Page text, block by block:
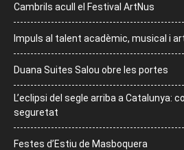
Cambrils acull el Festival ArtNus
Impuls al talent acadèmic, musical i
Duana Suites Salou obre les portes
L’eclipsi del segle arriba a Catalunya:
seguretat
Festes d’Estiu de Masboquera